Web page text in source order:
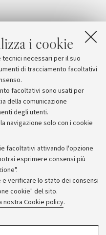
i cookie
necessari per il suo
di tracciamento facoltativi
facoltativi sono usati per
della comunicazione
degli utenti.
navigazione solo con i cookie
facoltativi attivando l'opzione
esprimere consensi più
verificare lo stato dei consensi
cookie" del sito.
nostra Cookie policy.
stampa
stampa